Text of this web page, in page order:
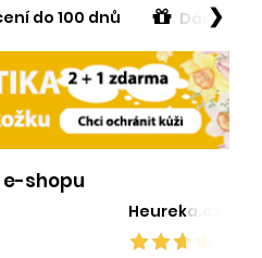
do 100 dnů Dárek v
❯
e-shopu
Heureka.cz [1.